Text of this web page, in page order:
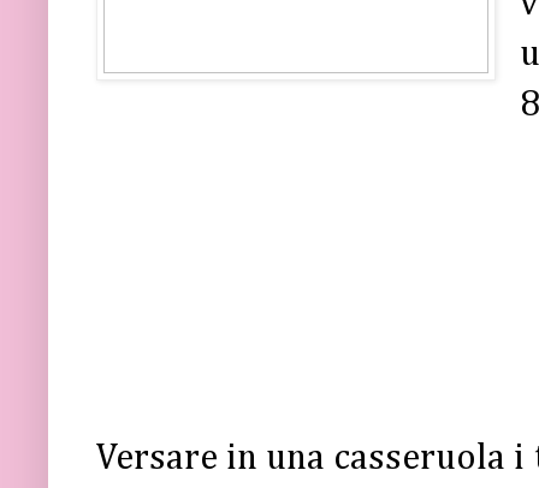
Versare in una casseruola